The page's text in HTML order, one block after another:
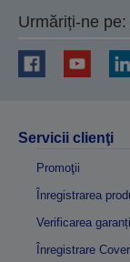
Urmăriți-ne pe:
Servicii clienţi
Promoţii
Înregistrarea
Verificarea
Înregistrare